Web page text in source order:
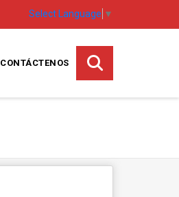
Select Language ▼
CONTÁCTENOS